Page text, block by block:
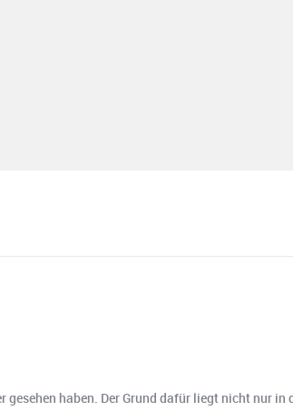
haben. Der Grund dafür liegt nicht nur in